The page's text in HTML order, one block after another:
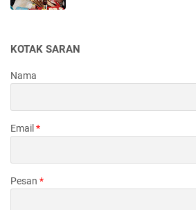
KOTAK SARAN
Nama
Email *
Pesan *